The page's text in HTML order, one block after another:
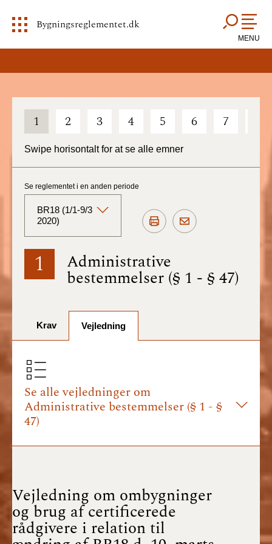
Bygningsreglementet.dk
MENU
1 2 3 4 5 6 7
Swipe horisontalt for at se alle emner
1 Administrative
bestemmelser (§ 1 - § 47)
Se reglementet i en anden periode
BR18 (1/1-9/3
2020)
BR18 (Aktuelt)
BR18 (1/7-31/12
BR18 (1/1-30/6
BR18 (1/7- 31/12
2024)
BR18 (1/1- 30/06
2024)
BR18 (17/9 - 31/12
2022)
BR18 (1/7 - 16/9
Krav Vejledning
Se alle vejledninger om
Administrative bestemmelser (§ 1 - §
47)
Vejledning om ombygninger
og brug af certificerede
rådgivere i relation til